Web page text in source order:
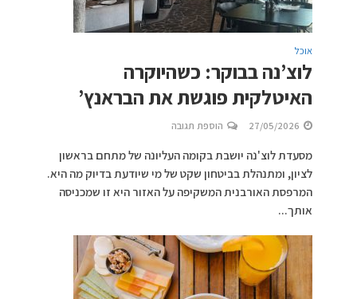
אוכל
לוצ’נה בבוקר: כשהיוקרה
האיטלקית פוגשת את הבראנץ’
27/05/2026 הוספת תגובה
מסעדת לוצ'נה יושבת בקומה העליונה של מתחם בראשון
לציון, ומתנהלת בביטחון שקט של מי שיודעת בדיוק מה היא.
המרפסת האורבנית המשקיפה על האזור היא זו שמכניסה
אותך...